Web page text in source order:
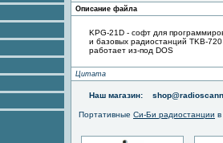
Описание файла
KPG-21D - софт для
и базовых радиостанций TKB-
работает из-под DOS
Цитата
Наш магазин:
Портативные Си-Би радиостанции